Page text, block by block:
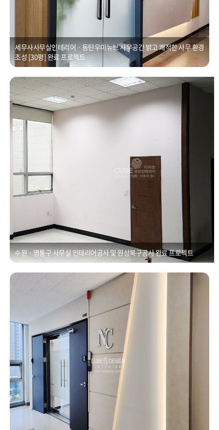
세무사사무실인테리어ㆍ동탄우미뉴브 사무공간 밝고 쾌적한 사무 환경
조성 [30평] 완료 프로젝트
수원ㆍ영통구 사무실 인테리어공사 및 원상복구공사
Posted on2021년 1월 1일 byCUBEDESIGN
수원ㆍ영통구 사무실 인테리어공사 및 원상복구공사 완료 프로젝트
용인인테리어ㆍ흥덕IT밸리 사무실인테리어 공사 [30평]
Posted on
2021년 1월 1일 byCUBEDESIGN